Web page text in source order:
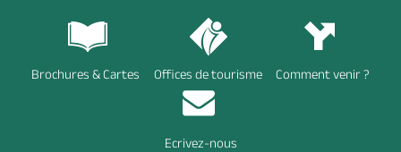
Brochures & Cartes Offices de tourisme Comment venir ?
Ecrivez-nous